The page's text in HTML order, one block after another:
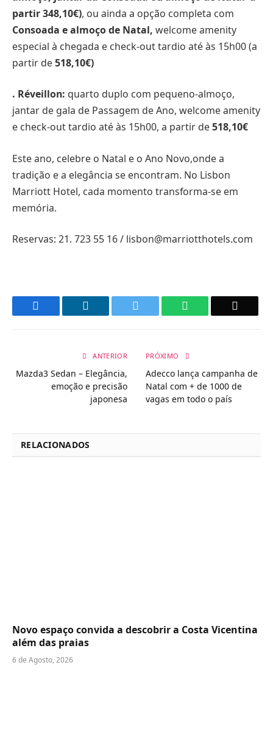
partir 348,10€), ou ainda a opção completa com
Consoada e almoço de Natal, welcome amenity
especial à chegada e check-out tardio até às 15h00 (a
partir de518,10€)
. Réveillon: quarto duplo com pequeno-almoço,
jantar de gala de Passagem de Ano, welcome amenity
e check-out tardio até às 15h00, a partir de518,10€
Este ano, celebre o Natal e o Ano Novo,onde a
tradição e a elegância se encontram. No Lisbon
Marriott Hotel, cada momento transforma-se em
memória.
Reservas: 21. 723 55 16 / lisbon@marriotthotels.com
WhatsApp
ANTERIOR
Mazda3 Sedan – Elegância,
emoção e precisão
japonesa
PRÓXIMO
Adecco lança campanha de
Natal com + de 1000 de
vagas em todo o país
RELACIONADOS
Novo espaço convida a descobrir a Costa Vicentina
além das praias
6 de Agosto, 2026